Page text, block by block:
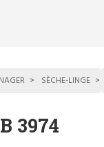
SÈCHE-LINGE
3974